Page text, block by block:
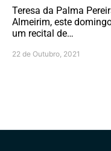
Teresa da Palma
Almeirim, este
um recital de…
22 de Outubro, 2021